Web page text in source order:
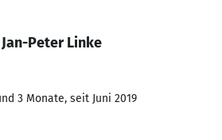
Peter Linke
3 Monate, seit Juni 2019